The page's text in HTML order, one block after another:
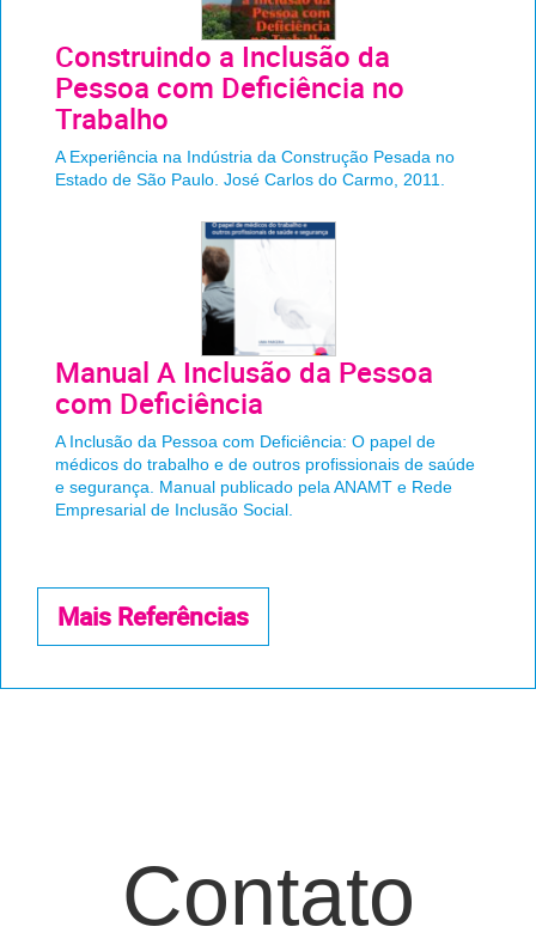
Construindo a Inclusão da
Pessoa com Deficiência no
Trabalho
A Experiência na Indústria da Construção Pesada no
Estado de São Paulo. José Carlos do Carmo, 2011.
Manual A Inclusão da Pessoa
com Deficiência
A Inclusão da Pessoa com Deficiência: O papel de
médicos do trabalho e de outros profissionais de saúde
e segurança. Manual publicado pela ANAMT e Rede
Empresarial de Inclusão Social.
Mais Referências
Contato